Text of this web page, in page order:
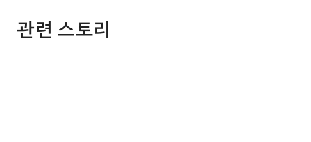
관련 스토리